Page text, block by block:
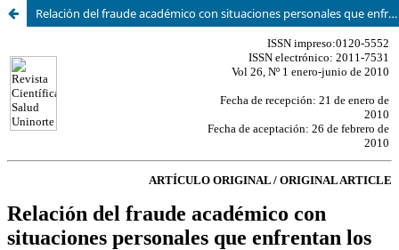
Relación del fraude académico con situaciones personales que enfrentan los estudiantes en la Facultad de Odontología de la Universidad de Cartagena (Colombia)